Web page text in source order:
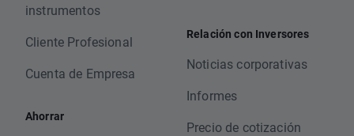
instrumentos
Cliente Profesional
Cuenta de Empresa
Ahorrar
Relación con Inversores
Noticias corporativas
Informes
Precio de cotización